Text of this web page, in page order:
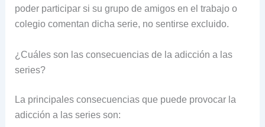
poder participar si su grupo de amigos en el trabajo o
colegio comentan dicha serie, no sentirse excluido.
¿Cuáles son las consecuencias de la adicción a las
series?
La principales consecuencias que puede provocar la
adicción a las series son: